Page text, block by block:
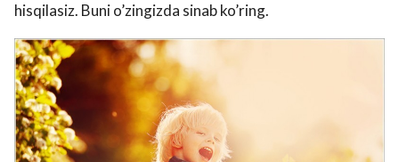
hisqilasiz. Buni o’zingizda sinab ko’ring.